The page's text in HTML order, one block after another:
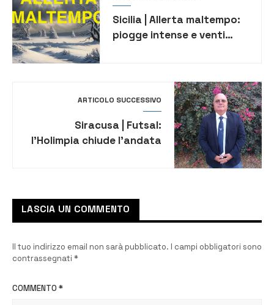
Sicilia | Allerta maltempo:
piogge intense e venti
ARTICOLO SUCCESSIVO
Siracusa | Futsal:
l’Holimpia chiude l’andata
LASCIA UN COMMENTO
Il tuo indirizzo email non sarà pubblicato. I campi obbligatori sono
contrassegnati *
COMMENTO *